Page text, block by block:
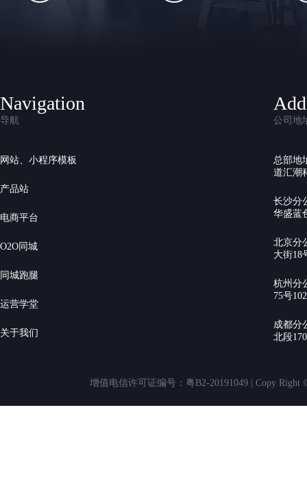
Navigation
导航
网站、小程序模板
产品站
电商平台
O2O同城
同城跑腿
运营学堂
关于我们
公司地
总部地
道汇潮
长沙分
华盛蓝
北京分
大街18
杭州分
75号
成都分
北段
增值电信许可证编号：粤B2-20191049 | Copy